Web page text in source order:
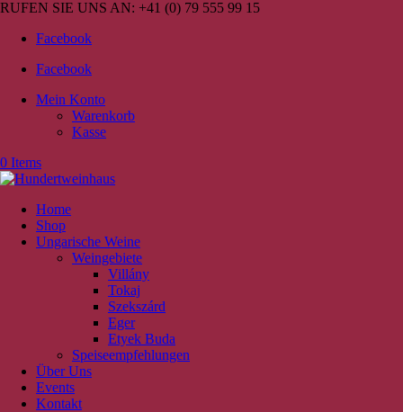
RUFEN SIE UNS AN: +41 (0) 79 555 99 15
Facebook
Facebook
Mein Konto
Warenkorb
Kasse
0 Items
Home
Shop
Ungarische Weine
Weingebiete
Villány
Tokaj
Szekszárd
Eger
Etyek Buda
Speiseempfehlungen
Über Uns
Events
Kontakt